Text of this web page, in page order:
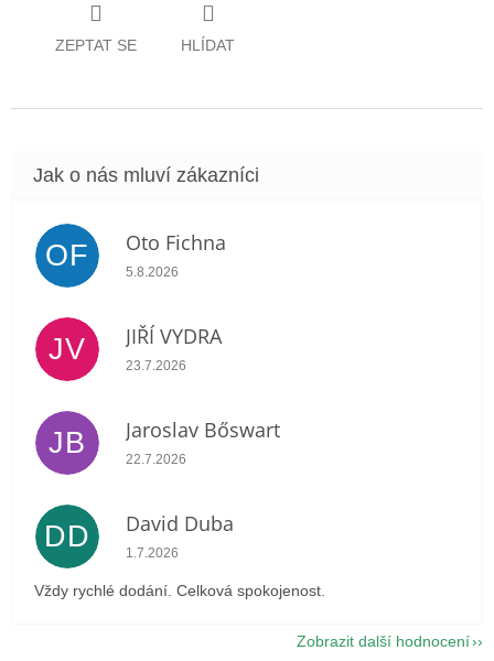
ZEPTAT SE HLÍDAT
OF Oto Fichna
Hodnocení obchodu je 5 z 5 hvězdiček.
5.8.2026
JV JIŘÍ VYDRA
Hodnocení obchodu je 5 z 5 hvězdiček.
23.7.2026
JB Jaroslav Bőswart
Hodnocení obchodu je 5 z 5 hvězdiček.
22.7.2026
DD David Duba
Hodnocení obchodu je 5 z 5 hvězdiček.
1.7.2026
Vždy rychlé dodání. Celková spokojenost.
Zobrazit další hodnocení